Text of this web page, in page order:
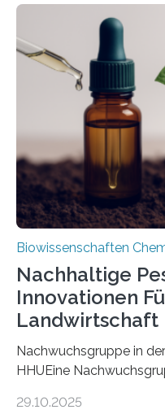
Region Kachin in
ausgezeichnetem
Art einer neuen Gattung
nun den Namen
fossile Nachweis einer
stellt gleichzeitig den
Mückenlarve aus dem
Biowissenschaften
Nachhaltige
Innovationen
Landwirtschaft
Nachwuchsgruppe in
HHUEine
fünf Jahren erforschen,
29.10.2025